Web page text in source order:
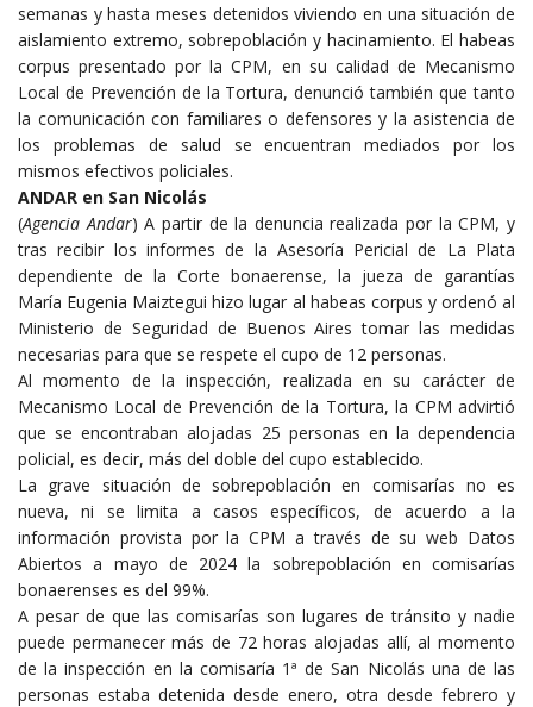
semanas y hasta meses detenidos viviendo en una situación de
aislamiento extremo, sobrepoblación y hacinamiento. El habeas
corpus presentado por la CPM, en su calidad de Mecanismo
Local de Prevención de la Tortura, denunció también que tanto
la comunicación con familiares o defensores y la asistencia de
los problemas de salud se encuentran mediados por los
mismos efectivos policiales.
ANDAR en San Nicolás
(Agencia Andar) A partir de la denuncia realizada por la CPM, y
tras recibir los informes de la Asesoría Pericial de La Plata
dependiente de la Corte bonaerense, la jueza de garantías
María Eugenia Maiztegui hizo lugar al habeas corpus y ordenó al
Ministerio de Seguridad de Buenos Aires tomar las medidas
necesarias para que se respete el cupo de 12 personas.
Al momento de la inspección, realizada en su carácter de
Mecanismo Local de Prevención de la Tortura, la CPM advirtió
que se encontraban alojadas 25 personas en la dependencia
policial, es decir, más del doble del cupo establecido.
La grave situación de sobrepoblación en comisarías no es
nueva, ni se limita a casos específicos, de acuerdo a la
información provista por la CPM a través de su web Datos
Abiertos a mayo de 2024 la sobrepoblación en comisarías
bonaerenses es del 99%.
A pesar de que las comisarías son lugares de tránsito y nadie
puede permanecer más de 72 horas alojadas allí, al momento
de la inspección en la comisaría 1ª de San Nicolás una de las
personas estaba detenida desde enero, otra desde febrero y